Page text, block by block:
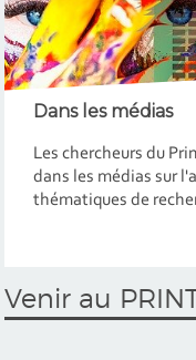
Dans les médias
Les chercheurs du
dans les médias sur
thématiques de
Venir au